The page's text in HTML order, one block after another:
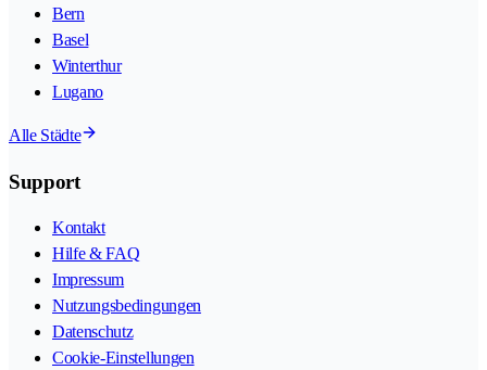
Bern
Basel
Winterthur
Lugano
Alle Städte
Support
Kontakt
Hilfe & FAQ
Impressum
Nutzungsbedingungen
Datenschutz
Cookie-Einstellungen